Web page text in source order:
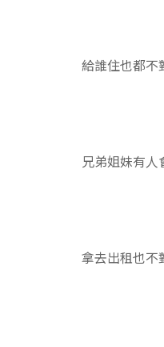
給誰住也都不
兄弟姐妹有人
拿去出租也不